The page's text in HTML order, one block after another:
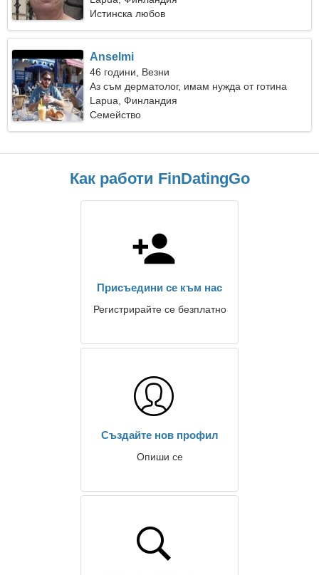
Истинска любов
Anselmi
46 години, Везни
Аз съм дерматолог, имам нужда от готина
жена
Lapua, Финландия
Семейство
Как работи FinDatingGo
Присъедини се към нас
Регистрирайте се безплатно
Създайте нов профил
Опиши се